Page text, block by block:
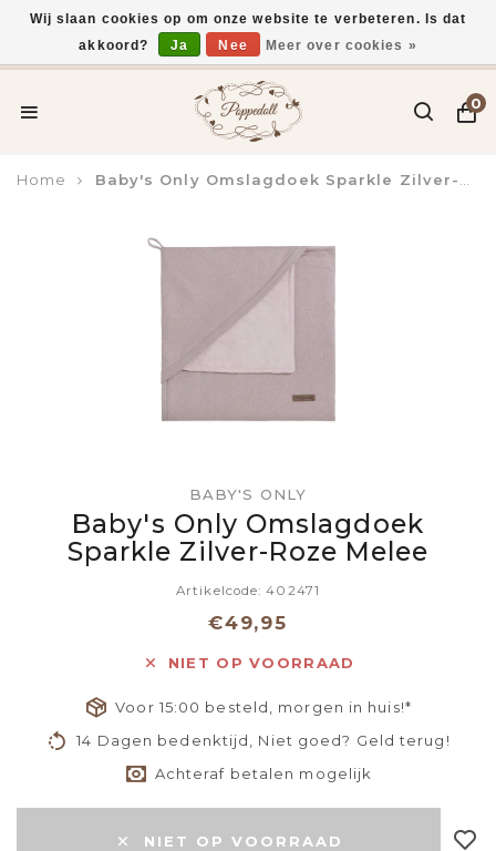
Voor 15:00 uur besteld, vandaag verzonden*
0
Home Baby's Only Omslagdoek Sparkle Zilver-Roze Melee
BABY'S ONLY
Baby's Only Omslagdoek
Sparkle Zilver-Roze Melee
Artikelcode: 402471
€49,95
NIET OP VOORRAAD
Voor 15:00 besteld, morgen in huis!*
14 Dagen bedenktijd, Niet goed? Geld terug!
Achteraf betalen mogelijk
NIET OP VOORRAAD
Wij slaan cookies op om onze website te verbeteren. Is dat
akkoord?
Ja Nee Meer over cookies »